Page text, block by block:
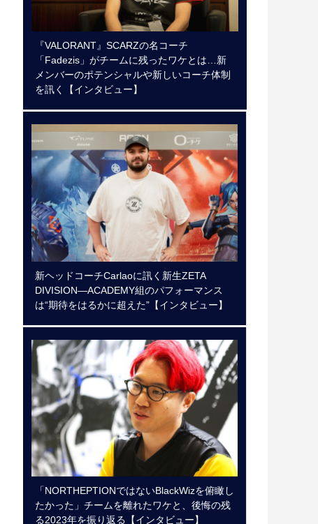
『VALORANT』SCARZの名コーチ
「Fadezis」がチームに残ったワケとは…新
メンバーのポテンシャルや新しいコーチ体制
を訊く【インタビュー】
新ヘッドコーチCarlaoに訊く新生ZETA
DIVISION―ACADEMY組のパフォーマンス
は“期待をはるかに超えた”【インタビュー】
「NORTHEPTIONではないBlackWizを俯瞰し
たかった」チームを離れたワケと、後悔の残
る2023年を振り返る【インタビュー】